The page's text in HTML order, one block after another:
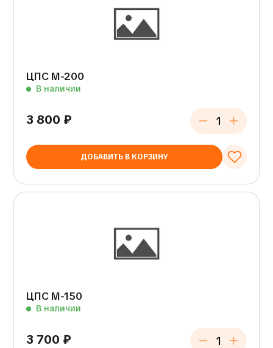
ЦПС М-200
В наличии
3 800 ₽
ДОБАВИТЬ В КОРЗИНУ
ЦПС М-150
В наличии
3 700 ₽